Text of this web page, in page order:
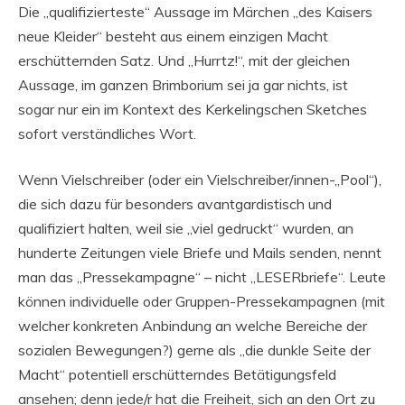
Die „qualifizierteste“ Aussage im Märchen „des Kaisers
neue Kleider“ besteht aus einem einzigen Macht
erschütternden Satz. Und „Hurrtz!“, mit der gleichen
Aussage, im ganzen Brimborium sei ja gar nichts, ist
sogar nur ein im Kontext des Kerkelingschen Sketches
sofort verständliches Wort.
Wenn Vielschreiber (oder ein Vielschreiber/innen-„Pool“),
die sich dazu für besonders avantgardistisch und
qualifiziert halten, weil sie „viel gedruckt“ wurden, an
hunderte Zeitungen viele Briefe und Mails senden, nennt
man das „Pressekampagne“ – nicht „LESERbriefe“. Leute
können individuelle oder Gruppen-Pressekampagnen (mit
welcher konkreten Anbindung an welche Bereiche der
sozialen Bewegungen?) gerne als „die dunkle Seite der
Macht“ potentiell erschütterndes Betätigungsfeld
ansehen; denn jede/r hat die Freiheit, sich an den Ort zu